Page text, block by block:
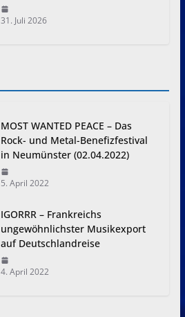
31. Juli 2026
MOST WANTED PEACE – Das
Rock- und Metal-Benefizfestival
in Neumünster (02.04.2022)
5. April 2022
IGORRR – Frankreichs
ungewöhnlichster Musikexport
auf Deutschlandreise
4. April 2022